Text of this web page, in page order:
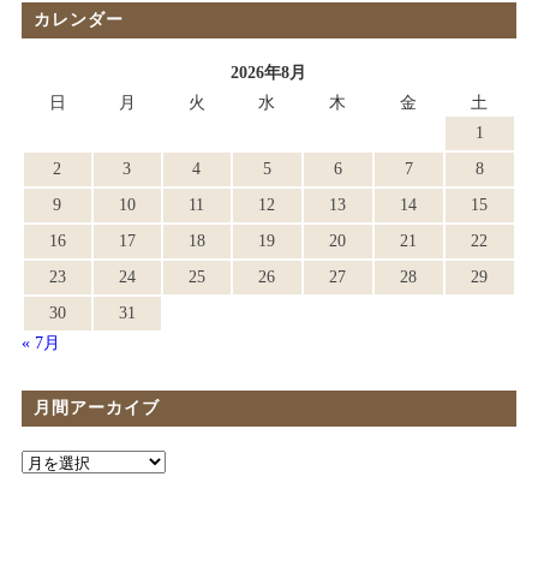
カレンダー
2026年8月
日
月 火 水 木 金
土
1
2
3 4 5 6 7
8
9
10 11 12 13 14
15
16
17 18 19 20 21
22
23
24 25 26 27 28
29
30
31
« 7月
月間アーカイブ